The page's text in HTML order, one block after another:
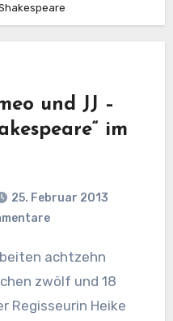
und JJ –
im
25. Februar 2013
zwölf und 18
Regisseurin Heike